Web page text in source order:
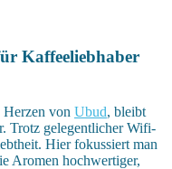
Kaffeeliebhaber
von Ubud, bleibt
Trotz gelegentlicher Wifi-
Hier fokussiert man
Aromen hochwertiger,